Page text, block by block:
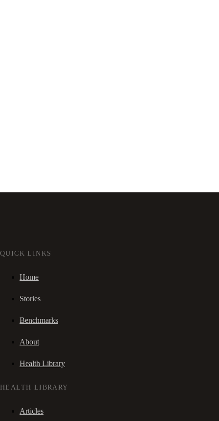
QUICK LINKS
Home
Stories
Benchmarks
About
Health Library
HEALTH LIBRARY
Articles